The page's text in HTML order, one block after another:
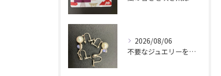
2026/08/06
不要なジュエリーを眠らせていませんか？